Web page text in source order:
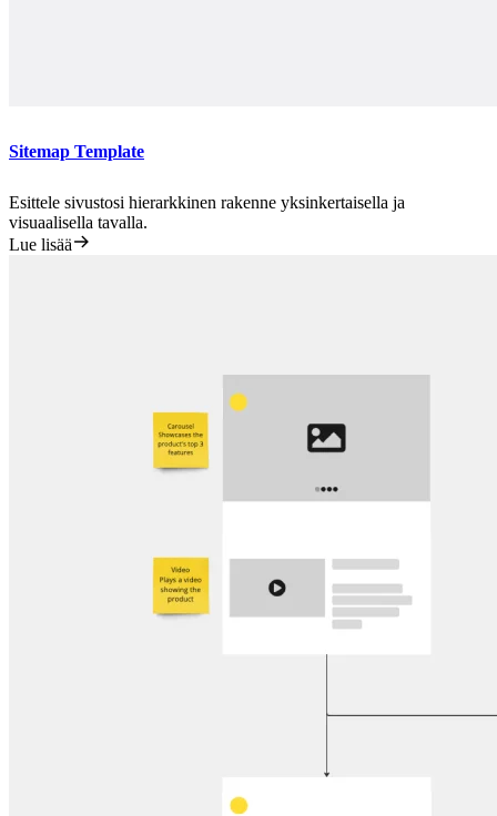
Sitemap Template
Esittele sivustosi hierarkkinen rakenne yksinkertaisella ja
visuaalisella tavalla.
Lue lisää